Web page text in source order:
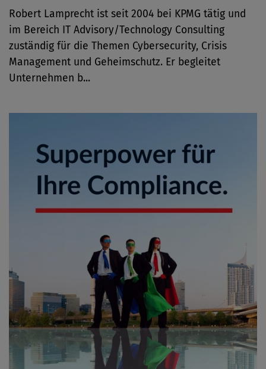
Robert Lamprecht ist seit 2004 bei KPMG tätig und
im Bereich IT Advisory/Technology Consulting
zuständig für die Themen Cybersecurity, Crisis
Management und Geheimschutz. Er begleitet
Unternehmen b...